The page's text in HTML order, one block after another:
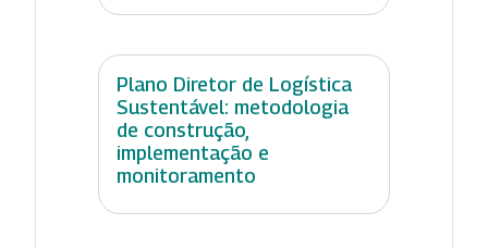
Plano Diretor de Logística
Sustentável: metodologia
de construção,
implementação e
monitoramento